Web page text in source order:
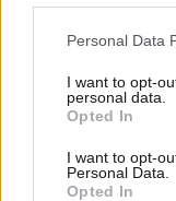
Please note that
not limited to your
grant or deny
use your data for
consent section.
Personal Data
I want to opt-
personal data.
Opted In
I want to opt-
Personal Data.
Opted In